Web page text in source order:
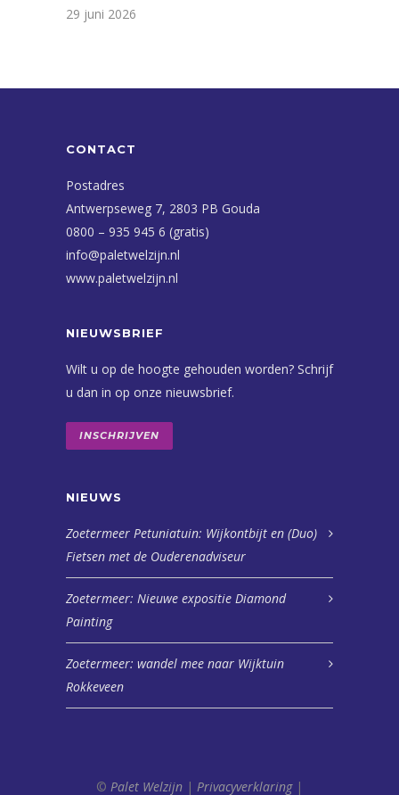
29 juni 2026
CONTACT
Postadres
Antwerpseweg 7, 2803 PB Gouda
0800 – 935 945 6 (gratis)
info@paletwelzijn.nl
www.paletwelzijn.nl
NIEUWSBRIEF
Wilt u op de hoogte gehouden worden? Schrijf
u dan in op onze nieuwsbrief.
INSCHRIJVEN
NIEUWS
Zoetermeer Petuniatuin: Wijkontbijt en (Duo)
Fietsen met de Ouderenadviseur
Zoetermeer: Nieuwe expositie Diamond
Painting
Zoetermeer: wandel mee naar Wijktuin
Rokkeveen
© Palet Welzijn | Privacyverklaring|